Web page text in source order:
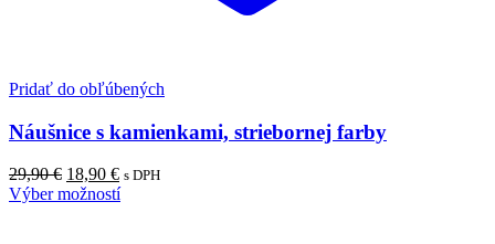
Pridať do obľúbených
Náušnice s kamienkami, striebornej farby
29,90€ Pôvodná
cena
18,90 €Aktuálna
cena
s DPH
Výber možností